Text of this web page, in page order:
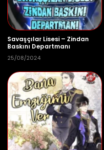
Savaşçılar Lisesi – Zindan
Baskını Departmanı
25/08/2024